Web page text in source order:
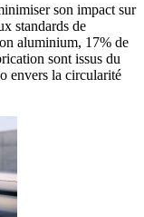
son impact sur
standards de
aluminium, 17% de
sont issus du
envers la circularité